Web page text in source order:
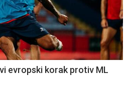
evropski korak protiv ML